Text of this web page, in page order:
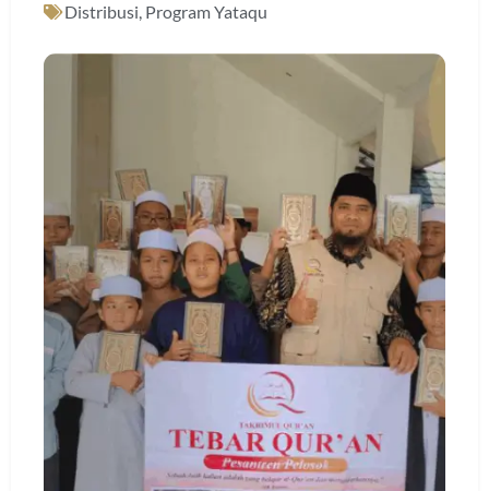
Distribusi, Program Yataqu